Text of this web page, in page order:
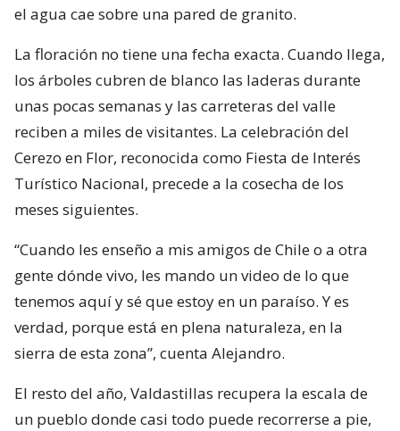
el agua cae sobre una pared de granito.
La floración no tiene una fecha exacta. Cuando llega,
los árboles cubren de blanco las laderas durante
unas pocas semanas y las carreteras del valle
reciben a miles de visitantes. La celebración del
Cerezo en Flor, reconocida como Fiesta de Interés
Turístico Nacional, precede a la cosecha de los
meses siguientes.
“Cuando les enseño a mis amigos de Chile o a otra
gente dónde vivo, les mando un video de lo que
tenemos aquí y sé que estoy en un paraíso. Y es
verdad, porque está en plena naturaleza, en la
sierra de esta zona”, cuenta Alejandro.
El resto del año, Valdastillas recupera la escala de
un pueblo donde casi todo puede recorrerse a pie,